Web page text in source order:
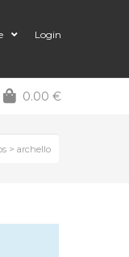
Login
0.00 €
> archello